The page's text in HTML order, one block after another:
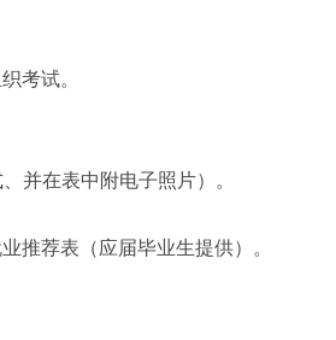
考试。
并在表中附电子照片）。
推荐表（应届毕业生提供）。